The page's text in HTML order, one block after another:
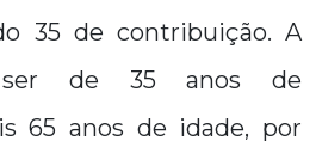
35 de contribuição. A
ser de 35 anos de
65 anos de idade, por